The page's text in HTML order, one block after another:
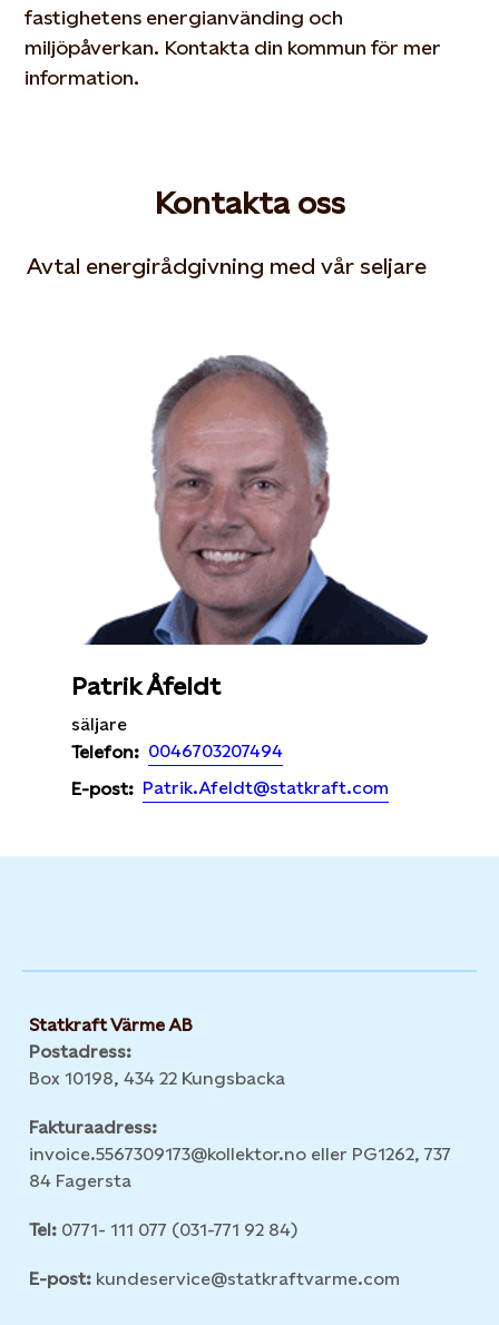
fastighetens energianvänding och
miljöpåverkan. Kontakta din kommun för mer
information.
Kontakta oss
Avtal energirådgivning med vår seljare
Patrik Åfeldt
säljare
Telefon: 0046703207494
E-post: Patrik.Afeldt@statkraft.com
Statkraft Värme AB
Postadress:
Box 10198, 434 22 Kungsbacka
Fakturaadress:
invoice.5567309173@kollektor.no eller PG1262, 737
84 Fagersta
Tel: 0771- 111 077 (031-771 92 84)
E-post: kundeservice@statkraftvarme.com